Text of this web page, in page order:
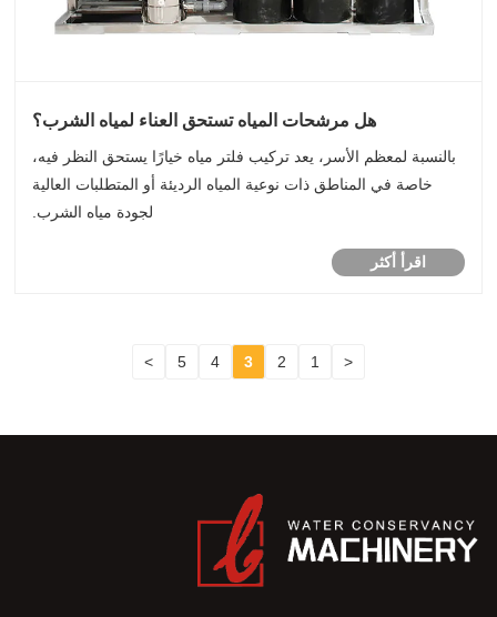
هل مرشحات المياه تستحق العناء لمياه الشرب؟
بالنسبة لمعظم الأسر، يعد تركيب فلتر مياه خيارًا يستحق النظر فيه،
خاصة في المناطق ذات نوعية المياه الرديئة أو المتطلبات العالية
لجودة مياه الشرب.
اقرأ أكثر
<
1
2
3
4
5
>